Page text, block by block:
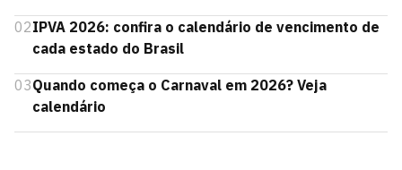
02IPVA 2026: confira o calendário de vencimento de
cada estado do Brasil
03Quando começa o Carnaval em 2026? Veja
calendário